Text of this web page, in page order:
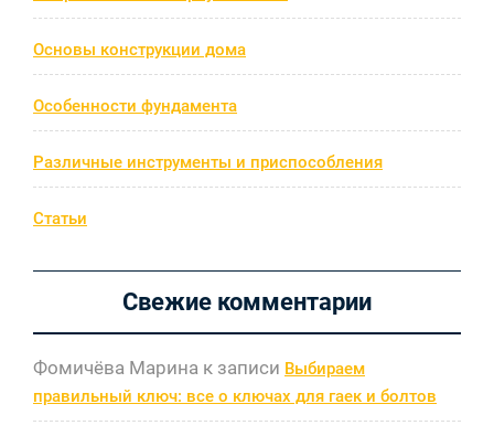
Основы конструкции дома
Особенности фундамента
Различные инструменты и приспособления
Статьи
Свежие комментарии
Фомичёва Марина к записи Выбираем
правильный ключ: все о ключах для гаек и болтов